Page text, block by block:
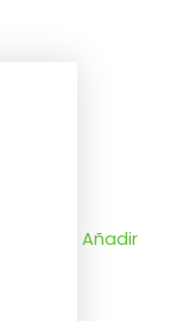
Añadir